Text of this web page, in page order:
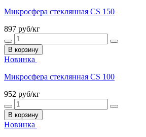
Микросфера стеклянная CS 150
897 руб/кг
В корзину
Новинка
Микросфера стеклянная CS 100
952 руб/кг
В корзину
Новинка